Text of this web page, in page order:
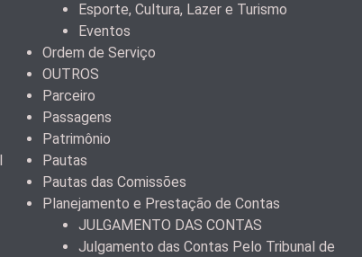
Esporte, Cultura, Lazer e Turismo
Eventos
Ordem de Serviço
OUTROS
Parceiro
Passagens
Patrimônio
Pautas
Pautas das Comissões
Planejamento e Prestação de Contas
JULGAMENTO DAS CONTAS
Julgamento das Contas Pelo Tribunal de